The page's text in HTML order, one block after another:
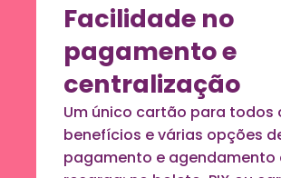
Facilidade no
pagamento e
centralização
Um único cartão para todos
benefícios e várias opções
pagamento e agendamento